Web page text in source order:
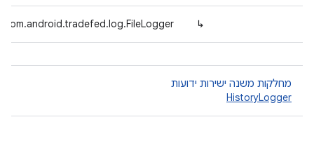
↳
com.android.tradefed.log.FileLogger
מחלקות משנה ישירות ידועות
HistoryLogger